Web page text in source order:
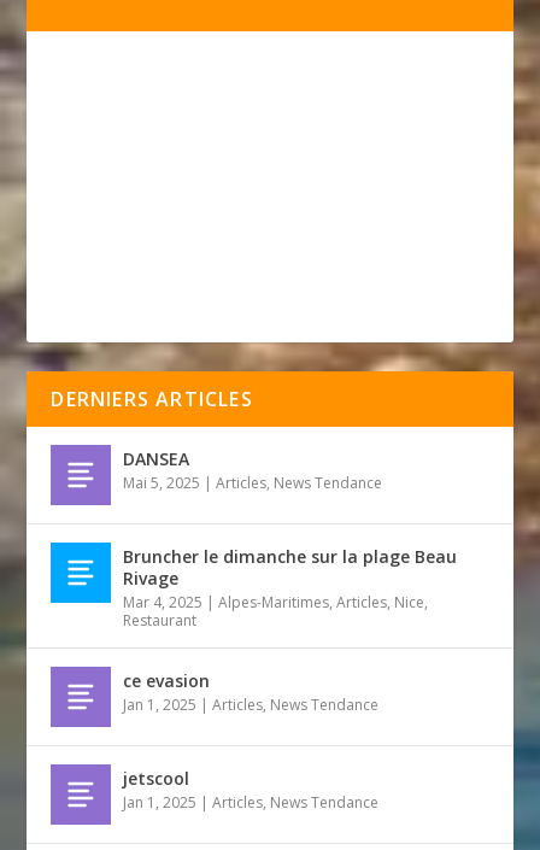
DERNIERS ARTICLES
DANSEA
Mai 5, 2025 |Articles, News Tendance
Bruncher le dimanche sur la plage Beau
Rivage
Mar 4, 2025 |Alpes-Maritimes,Articles, Nice,
Restaurant
ce evasion
Jan 1, 2025 |Articles, News Tendance
jetscool
Jan 1, 2025 |Articles, News Tendance